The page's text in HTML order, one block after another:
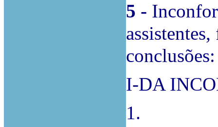
5 -
conclusões:
I-DA
1.